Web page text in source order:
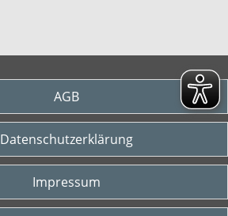
AGB
Datenschutzerklärung
Impressum